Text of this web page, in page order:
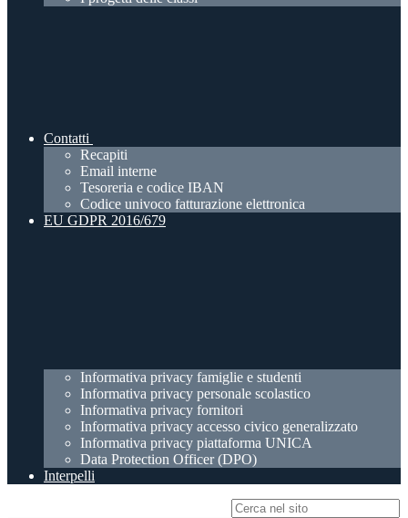
Contatti
Recapiti
Email interne
Tesoreria e codice IBAN
Codice univoco fatturazione elettronica
EU GDPR 2016/679
Informativa privacy famiglie e studenti
Informativa privacy personale scolastico
Informativa privacy fornitori
Informativa privacy accesso civico generalizzato
Informativa privacy piattaforma UNICA
Data Protection Officer (DPO)
Interpelli